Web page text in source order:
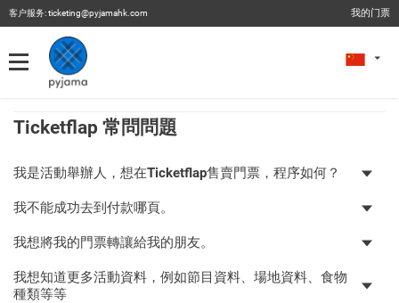
客户服务:ticketing@pyjamahk.com 我的门票
我的门票
Ticketflap 常問問題
我是活動舉辦人，想在Ticketflap售賣門票，程序如何？
我不能成功去到付款哪頁。
我想將我的門票轉讓給我的朋友。
我想知道更多活動資料，例如節目資料、場地資料、食物
種類等等